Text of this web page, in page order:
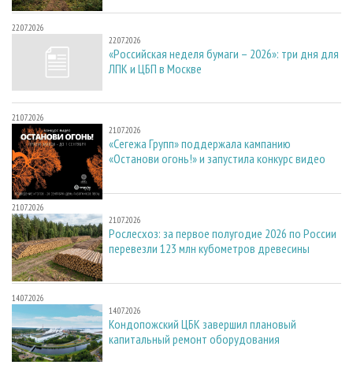
22.07.2026
22.07.2026
«Российская неделя бумаги – 2026»: три дня для
ЛПК и ЦБП в Москве
21.07.2026
21.07.2026
«Сегежа Групп» поддержала кампанию
«Останови огонь!» и запустила конкурс видео
21.07.2026
21.07.2026
Рослесхоз: за первое полугодие 2026 по России
перевезли 123 млн кубометров древесины
14.07.2026
14.07.2026
Кондопожский ЦБК завершил плановый
капитальный ремонт оборудования